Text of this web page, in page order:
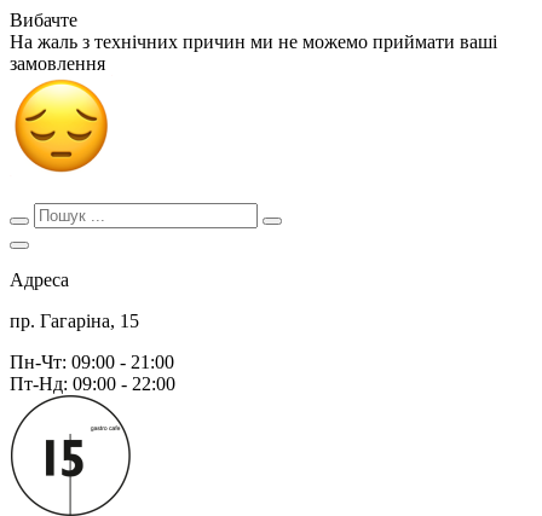
Вибачте
На жаль з технічних причин ми не можемо приймати ваші
замовлення
Адреса
пр. Гагаріна, 15
Пн-Чт: 09:00 - 21:00
Пт-Нд: 09:00 - 22:00